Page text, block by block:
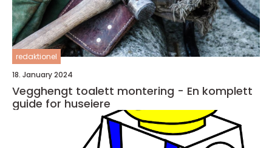
redaktionel
18. January 2024
Vegghengt toalett montering - En komplett
guide for huseiere